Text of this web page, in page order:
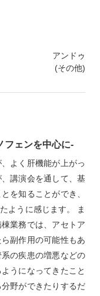
アンドゥ
(その他)
フェンを中心に‐
よく肝機能が上がっ
講演会を通して、基
を知ることができ、
ように感じます。 ま
業務では、アセトア
副作用の可能性もあ
の疾患の増悪などの
うになってきたこと
野ができたりするだ